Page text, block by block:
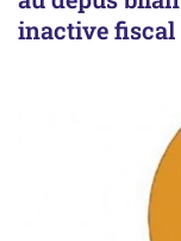
inactive fiscal